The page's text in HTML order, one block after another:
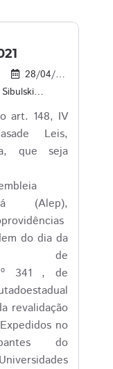
28/04/2021
art. 148, IV
Leis,
que seja
(Alep),
do dia da
de
nº 341 , de
revalidação
no
do